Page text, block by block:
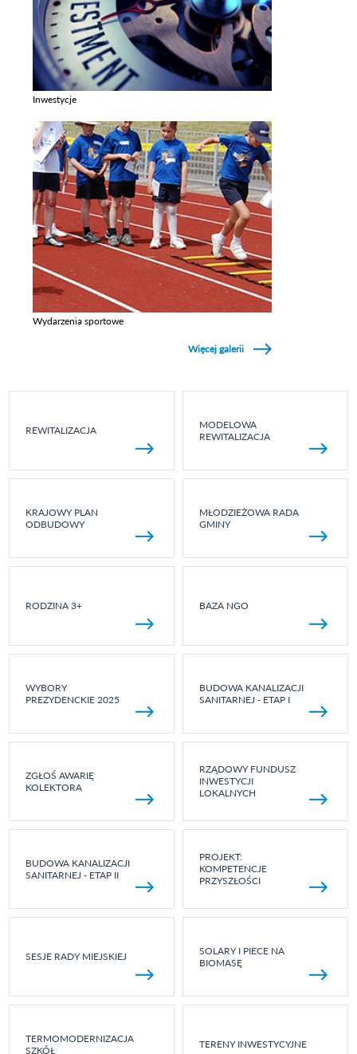
Inwestycje
Wydarzenia sportowe
Więcej galerii
REWITALIZACJA
MODELOWA
REWITALIZACJA
KRAJOWY PLAN
ODBUDOWY
MŁODZIEŻOWA RADA
GMINY
RODZINA 3+ BAZA NGO
WYBORY
PREZYDENCKIE 2025
BUDOWA KANALIZACJI
SANITARNEJ - ETAP I
ZGŁOŚ AWARIĘ
KOLEKTORA
RZĄDOWY FUNDUSZ
INWESTYCJI
LOKALNYCH
BUDOWA KANALIZACJI
SANITARNEJ - ETAP II
PROJEKT:
KOMPETENCJE
PRZYSZŁOŚCI
SESJE RADY MIEJSKIEJ
SOLARY I PIECE NA
BIOMASĘ
TERMOMODERNIZACJA
SZKÓŁ
TERENY INWESTYCYJNE